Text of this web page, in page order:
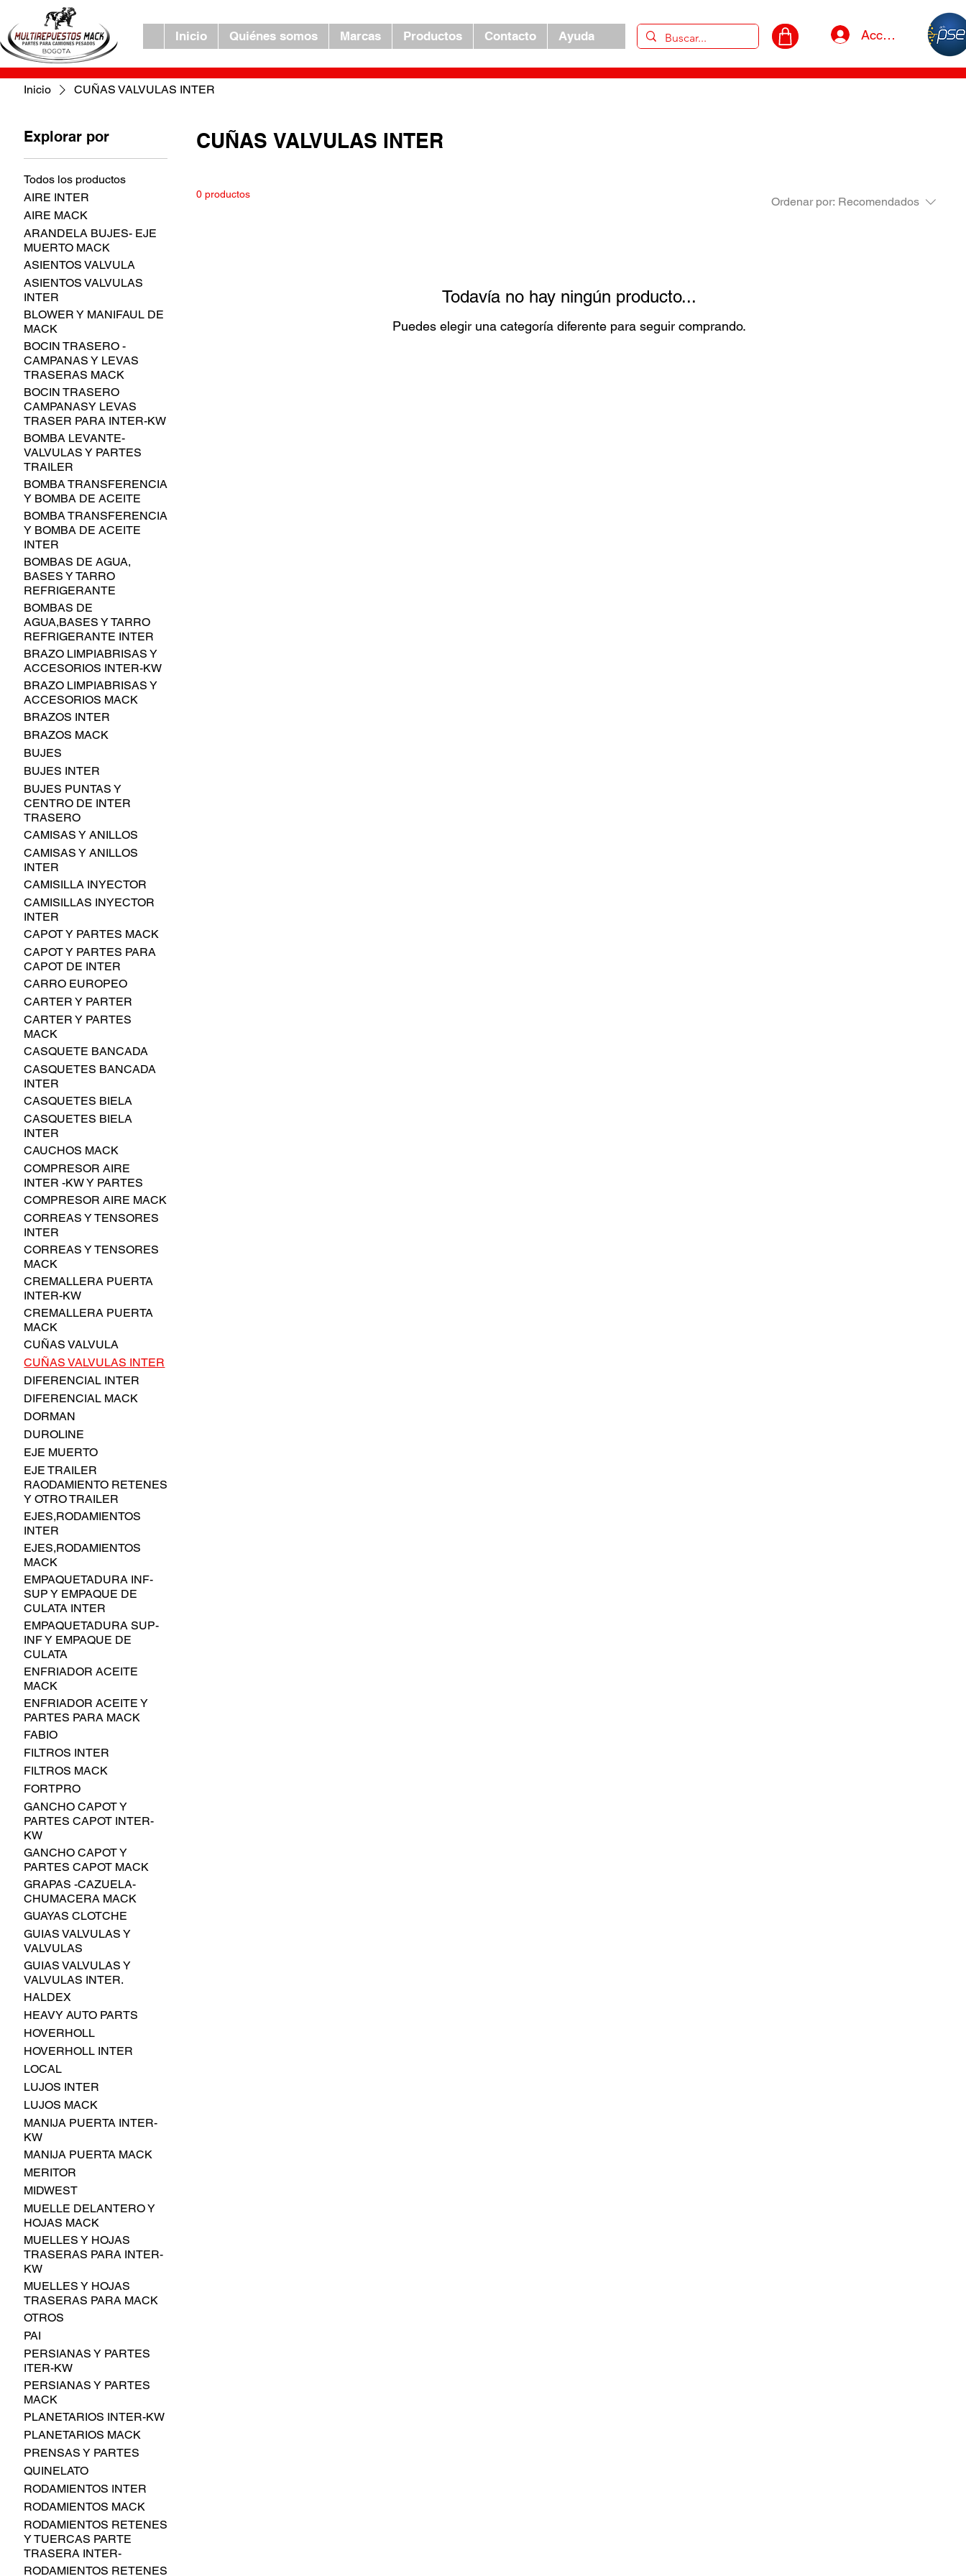
Inicio Quiénes somos Marcas Productos Contacto Ayuda Acceso
Inicio CUÑAS VALVULAS INTER
Explorar por
Todos los productos
AIRE INTER
AIRE MACK
ARANDELA BUJES- EJE
MUERTO MACK
ASIENTOS VALVULA
ASIENTOS VALVULAS
INTER
BLOWER Y MANIFAUL DE
MACK
BOCIN TRASERO -
CAMPANAS Y LEVAS
TRASERAS MACK
BOCIN TRASERO
CAMPANASY LEVAS
TRASER PARA INTER-KW
BOMBA LEVANTE-
VALVULAS Y PARTES
TRAILER
BOMBA TRANSFERENCIA
Y BOMBA DE ACEITE
BOMBA TRANSFERENCIA
Y BOMBA DE ACEITE
INTER
BOMBAS DE AGUA,
BASES Y TARRO
REFRIGERANTE
BOMBAS DE
AGUA,BASES Y TARRO
REFRIGERANTE INTER
BRAZO LIMPIABRISAS Y
ACCESORIOS INTER-KW
BRAZO LIMPIABRISAS Y
ACCESORIOS MACK
BRAZOS INTER
BRAZOS MACK
BUJES
BUJES INTER
BUJES PUNTAS Y
CENTRO DE INTER
TRASERO
CAMISAS Y ANILLOS
CAMISAS Y ANILLOS
INTER
CAMISILLA INYECTOR
CAMISILLAS INYECTOR
INTER
CAPOT Y PARTES MACK
CAPOT Y PARTES PARA
CAPOT DE INTER
CARRO EUROPEO
CARTER Y PARTER
CARTER Y PARTES
MACK
CASQUETE BANCADA
CASQUETES BANCADA
INTER
CASQUETES BIELA
CASQUETES BIELA
INTER
CAUCHOS MACK
COMPRESOR AIRE
INTER -KW Y PARTES
COMPRESOR AIRE MACK
CORREAS Y TENSORES
INTER
CORREAS Y TENSORES
MACK
CREMALLERA PUERTA
INTER-KW
CREMALLERA PUERTA
MACK
CUÑAS VALVULA
CUÑAS VALVULAS INTER
DIFERENCIAL INTER
DIFERENCIAL MACK
DORMAN
DUROLINE
EJE MUERTO
EJE TRAILER
RAODAMIENTO RETENES
Y OTRO TRAILER
EJES,RODAMIENTOS
INTER
EJES,RODAMIENTOS
MACK
EMPAQUETADURA INF-
SUP Y EMPAQUE DE
CULATA INTER
EMPAQUETADURA SUP-
INF Y EMPAQUE DE
CULATA
ENFRIADOR ACEITE
MACK
ENFRIADOR ACEITE Y
PARTES PARA MACK
FABIO
FILTROS INTER
FILTROS MACK
FORTPRO
GANCHO CAPOT Y
PARTES CAPOT INTER-
KW
GANCHO CAPOT Y
PARTES CAPOT MACK
GRAPAS -CAZUELA-
CHUMACERA MACK
GUAYAS CLOTCHE
GUIAS VALVULAS Y
VALVULAS
GUIAS VALVULAS Y
VALVULAS INTER.
HALDEX
HEAVY AUTO PARTS
HOVERHOLL
HOVERHOLL INTER
LOCAL
LUJOS INTER
LUJOS MACK
MANIJA PUERTA INTER-
KW
MANIJA PUERTA MACK
MERITOR
MIDWEST
MUELLE DELANTERO Y
HOJAS MACK
MUELLES Y HOJAS
TRASERAS PARA INTER-
KW
MUELLES Y HOJAS
TRASERAS PARA MACK
OTROS
PAI
PERSIANAS Y PARTES
ITER-KW
PERSIANAS Y PARTES
MACK
PLANETARIOS INTER-KW
PLANETARIOS MACK
PRENSAS Y PARTES
QUINELATO
RODAMIENTOS INTER
RODAMIENTOS MACK
RODAMIENTOS RETENES
Y TUERCAS PARTE
TRASERA INTER-
RODAMIENTOS RETENES
CUÑAS VALVULAS INTER
0 productos
Ordenar por: Recomendados
Todavía no hay ningún producto...
Puedes elegir una categoría diferente para seguir comprando.